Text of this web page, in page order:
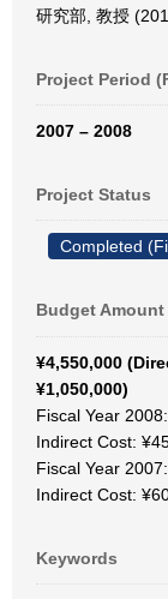
研究部, 教授
Project Period
2007 – 2008
Project Status
Completed
Budget Amount
¥4,550,000
¥1,050,000)
Fiscal Year
Indirect Cost:
Fiscal Year
Indirect Cost:
Keywords